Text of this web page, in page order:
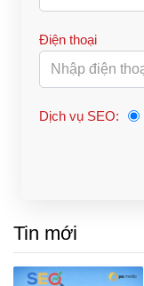
Điện thoại
Dịch vụ SEO:
Tin mới